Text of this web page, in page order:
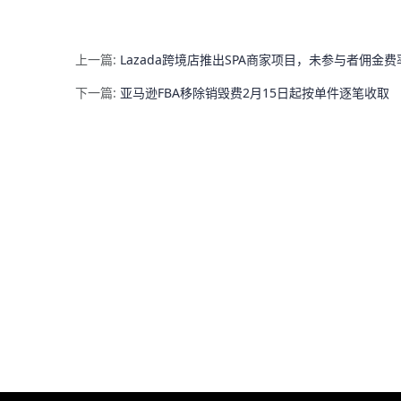
上一篇: Lazada跨境店推出SPA商家项目，未参与者佣金费
下一篇: 亚马逊FBA移除销毁费2月15日起按单件逐笔收取